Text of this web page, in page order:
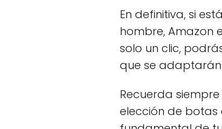
En definitiva, si
hombre, Amazon
solo un clic,
que se adaptarán
Recuerda
elección de botas